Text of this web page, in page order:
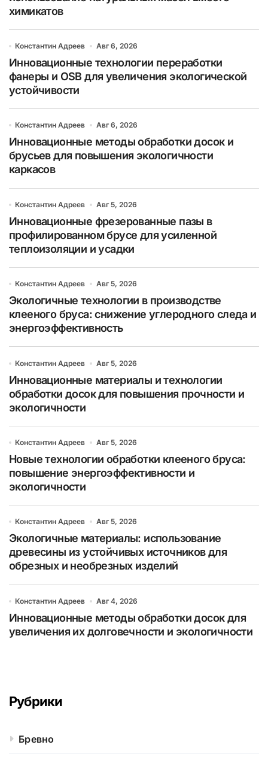
химикатов
Константин Адреев Авг 6, 2026
Инновационные технологии переработки
фанеры и OSB для увеличения экологической
устойчивости
Константин Адреев Авг 6, 2026
Инновационные методы обработки досок и
брусьев для повышения экологичности
каркасов
Константин Адреев Авг 5, 2026
Инновационные фрезерованные пазы в
профилированном брусе для усиленной
теплоизоляции и усадки
Константин Адреев Авг 5, 2026
Экологичные технологии в производстве
клееного бруса: снижение углеродного следа и
энергоэффективность
Константин Адреев Авг 5, 2026
Инновационные материалы и технологии
обработки досок для повышения прочности и
экологичности
Константин Адреев Авг 5, 2026
Новые технологии обработки клееного бруса:
повышение энергоэффективности и
экологичности
Константин Адреев Авг 5, 2026
Экологичные материалы: использование
древесины из устойчивых источников для
обрезных и необрезных изделий
Константин Адреев Авг 4, 2026
Инновационные методы обработки досок для
увеличения их долговечности и экологичности
Рубрики
Бревно